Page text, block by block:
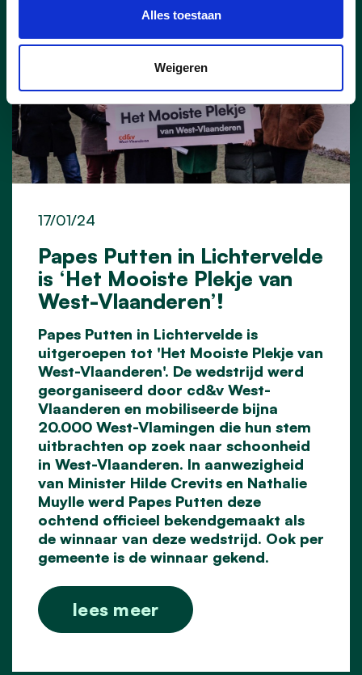
Alles toestaan
Weigeren
Papes Putten in Lichtervelde
is ‘Het Mooiste Plekje van
West-Vlaanderen’!
17/01/24
Papes Putten in Lichtervelde is
uitgeroepen tot 'Het Mooiste Plekje van
West-Vlaanderen'. De wedstrijd werd
georganiseerd door cd&v West-
Vlaanderen en mobiliseerde bijna
20.000 West-Vlamingen die hun stem
uitbrachten op zoek naar schoonheid
in West-Vlaanderen. In aanwezigheid
van Minister Hilde Crevits en Nathalie
Muylle werd Papes Putten deze
ochtend officieel bekendgemaakt als
de winnaar van deze wedstrijd. Ook per
gemeente is de winnaar gekend.
lees meer